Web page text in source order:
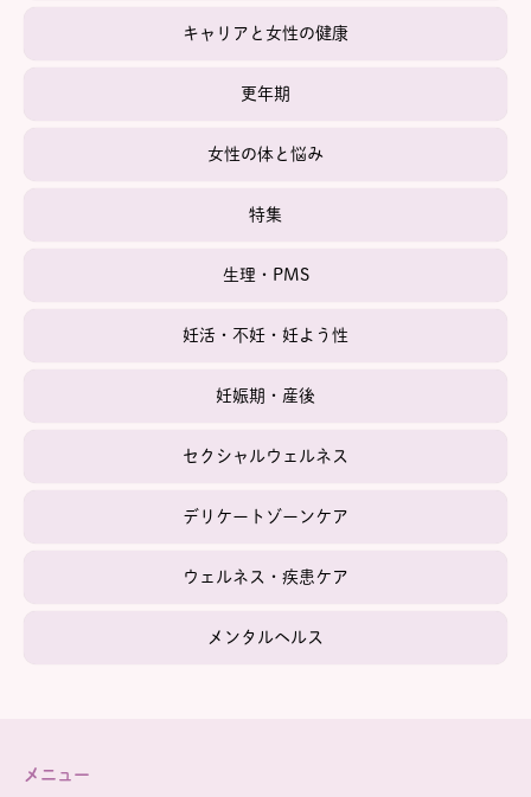
キャリアと女性の健康
更年期
女性の体と悩み
特集
生理・PMS
妊活・不妊・妊よう性
妊娠期・産後
セクシャルウェルネス
デリケートゾーンケア
ウェルネス・疾患ケア
メンタルヘルス
メニュー